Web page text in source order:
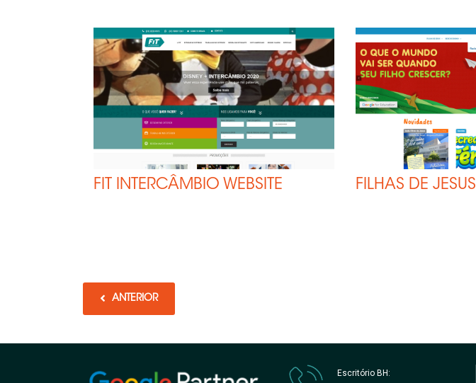
FIT INTERCÂMBIO WEBSITE FILHAS DE JESUS
ANTERIOR
Escritório BH: